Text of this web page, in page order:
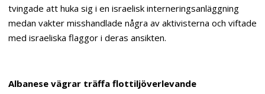
tvingade att huka sig i en israelisk interneringsanläggning
medan vakter misshandlade några av aktivisterna och viftade
med israeliska flaggor i deras ansikten.
Albanese vägrar träffa flottiljöverlevande